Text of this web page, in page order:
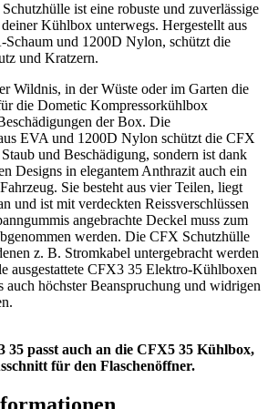
ist eine robuste und zuverlässige
Kühlbox unterwegs. Hergestellt aus
Schaum und 1200D Nylon, schützt die
und Kratzern.
Wildnis, in der Wüste oder im Garten die
die Dometic Kompressorkühlbox
der Box. Die
EVA und 1200D Nylon schützt die CFX
und Beschädigung, sondern ist dank
Designs in elegantem Anthrazit auch ein
Sie besteht aus vier Teilen, liegt
und ist mit verdeckten Reissverschlüssen
angebrachte Deckel muss zum
werden. Die CFX Schutzhülle
z. B. Stromkabel untergebracht werden
ausgestattete CFX3 35 Elektro-Kühlboxen
auch höchster Beanspruchung und widrigen
35 passt auch an die CFX5 35 Kühlbox,
für den Flaschenöffner.